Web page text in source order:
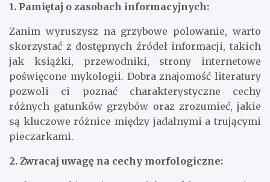
1. Pamiętaj o zasobach informacyjnych:
Zanim wyruszysz na grzybowe polowanie, warto
skorzystać z dostępnych źródeł informacji, takich
jak książki, przewodniki, strony internetowe
poświęcone mykologii. Dobra znajomość literatury
pozwoli ci poznać charakterystyczne cechy
różnych gatunków grzybów oraz zrozumieć, jakie
są kluczowe różnice między jadalnymi a trującymi
pieczarkami.
2. Zwracaj uwagę na cechy morfologiczne: